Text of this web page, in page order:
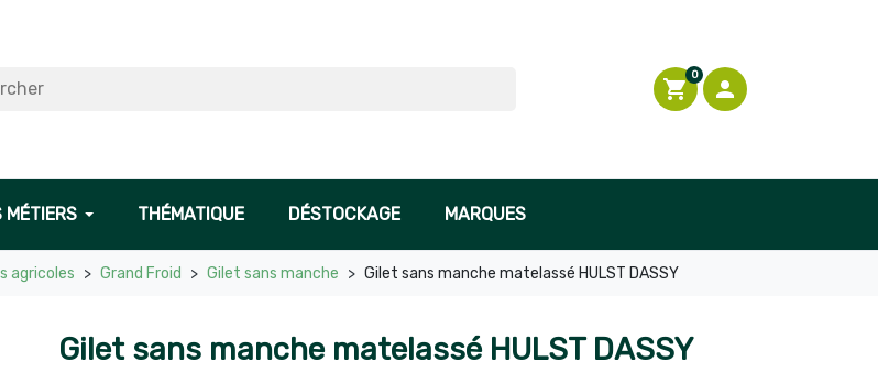
shopping_cart
0

Connexion
MÉTIERS THÉMATIQUE DÉSTOCKAGE MARQUES
agricoles Grand Froid Gilet sans manche Gilet sans manche matelassé HULST DASSY
Gilet sans manche matelassé HULST DASSY